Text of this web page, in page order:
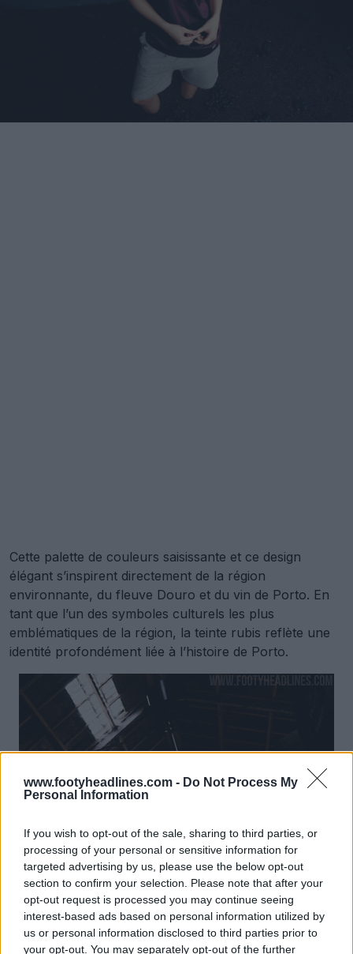
www.footyheadlines.com - Do Not Process My
Personal Information
If you wish to opt-out of the sale, sharing to third parties, or
processing of your personal or sensitive information for
targeted advertising by us, please use the below opt-out
section to confirm your selection. Please note that after your
opt-out request is processed you may continue seeing
interest-based ads based on personal information utilized by
us or personal information disclosed to third parties prior to
your opt-out. You may separately opt-out of the further
Cette palette de couleurs saisissante et ce design
élégant s’inspirent directement de la région
environnante, du fleuve Douro et du vin de Porto. En
tant que l’un des symboles culturels les plus
emblématiques de la région, la teinte rubis reflète une
identité profondément liée à l’histoire de Porto.